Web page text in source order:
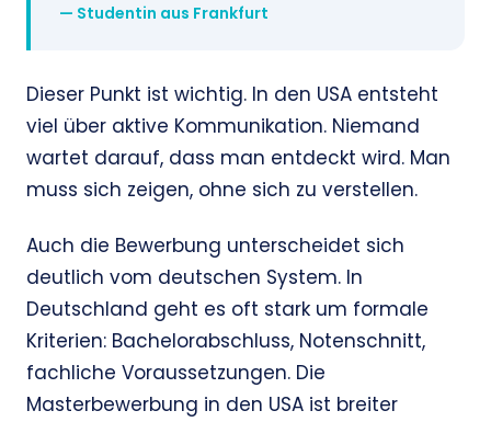
— Studentin aus Frankfurt
Dieser Punkt ist wichtig. In den USA entsteht
viel über aktive Kommunikation. Niemand
wartet darauf, dass man entdeckt wird. Man
muss sich zeigen, ohne sich zu verstellen.
Auch die Bewerbung unterscheidet sich
deutlich vom deutschen System. In
Deutschland geht es oft stark um formale
Kriterien: Bachelorabschluss, Notenschnitt,
fachliche Voraussetzungen. Die
Masterbewerbung in den USA ist breiter